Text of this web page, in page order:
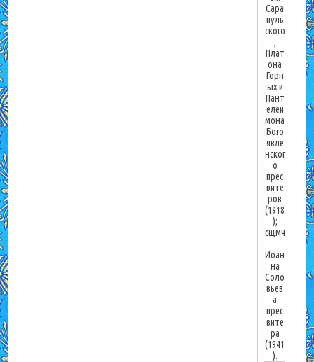
Сара
пуль
ского
,
Плат
она
Горн
ых и
Пант
елеи
мона
Бого
явле
нског
о
прес
вите
ров
(1918
);
сщмч
.
Иоан
на
Соло
вьев
а
прес
вите
ра
(1941
).